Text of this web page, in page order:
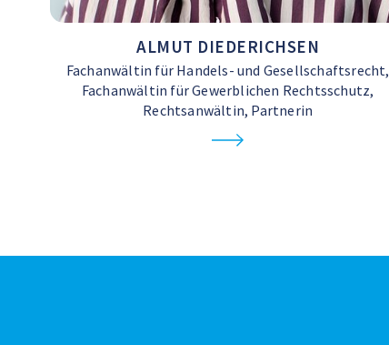
ALMUT DIEDERICHSEN
Fachanwältin für Handels- und Gesellschaftsrecht,
Fachanwältin für Gewerblichen Rechtsschutz,
Rechtsanwältin, Partnerin